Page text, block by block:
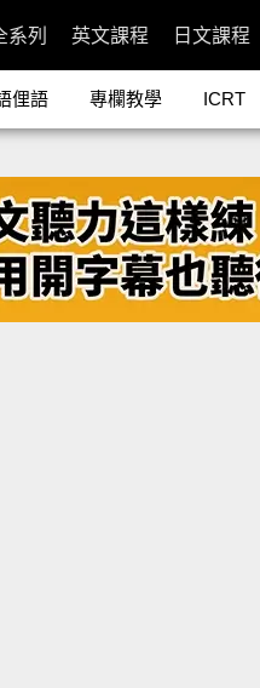
系列 英文課程 日文課程
俚語 專欄教學 ICRT